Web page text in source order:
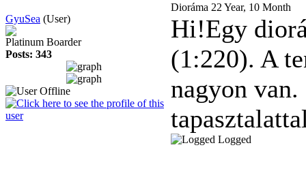
GyuSea (User)
Platinum Boarder
Posts: 343
Dioráma 22 Year, 10 Month
Hi!Egy
(1:220). A
nagyon
Logged